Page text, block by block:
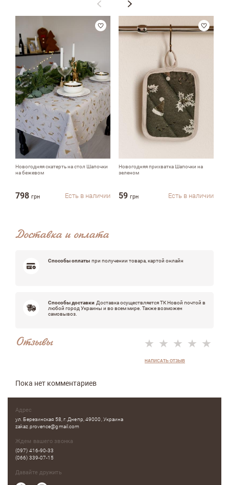
Новогодняя скатерть на стол Шапочки
на бежевом
798 грн Есть в наличии
Новогодняя прихватка Шапочки на
зеленом
59 грн Есть в наличии
Доставка и оплата
Способы оплаты при получении товара, картой онлайн
Способы доставки Доставка осуществляется ТК Новой почтой в
любой город Украины и во всем мире. Также возможен
самовывоз.
Отзывы
НАПИСАТЬ ОТЗЫВ
Пока нет комментариев
Адрес
ул. Березинская 58, г. Днепр, 49000, Украина
zakaz.provence@gmail.com
Ждем вашего звонка
(097) 416-90-33
(066) 339-07-15
Давайте дружить
Достоинства
Недостатки
Оцените, пожалуйста